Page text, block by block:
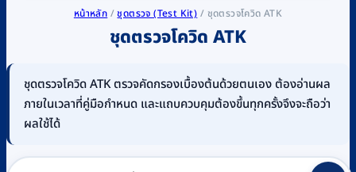
หน้าหลัก /ชุดตรวจ (Test Kit) / ชุดตรวจโควิด ATK
ชุดตรวจโควิด ATK
ชุดตรวจโควิด ATK ตรวจคัดกรองเบื้องต้นด้วยตนเอง ต้องอ่านผล
ภายในเวลาที่คู่มือกำหนด และแถบควบคุมต้องขึ้นทุกครั้งจึงจะถือว่า
ผลใช้ได้